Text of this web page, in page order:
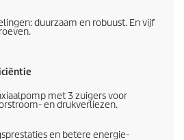
duurzaam en robuust. En vijf
met 3 zuigers voor
en drukverliezen.
en betere energie-